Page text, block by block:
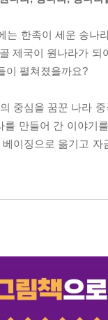
는 한족이 세운 송나
제국이 원나라가
이 펼쳐졌을까요?
중심을 꿈꾼 나라
를 만들어 간 이야기
이징으로 옮기고